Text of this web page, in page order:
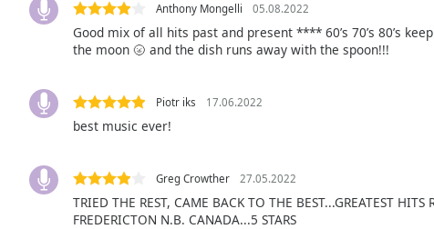
Background
Opacity
Anthony Mongelli 05.08.2022
Good mix of all hits past and present **** 60’s 70’s 80’s
the moon 🌝 and the dish runs away with the spoon!!!
Piotr iks 17.06.2022
best music ever!
Greg Crowther 27.05.2022
TRIED THE REST, CAME BACK TO THE BEST...GREATEST
FREDERICTON N.B. CANADA...5 STARS